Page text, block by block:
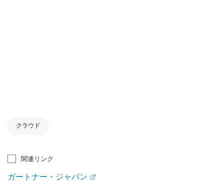
クラウド
関連リンク
ガートナー・ジャパン